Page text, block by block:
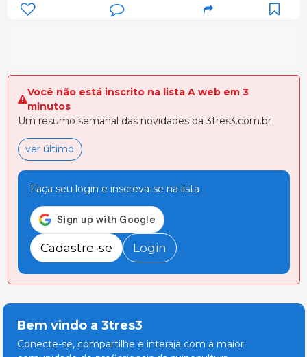
Você não está inscrito na lista A web em 3
minutos
Um resumo semanal das novidades da 3tres3.com.br
ver último
Faça seu login e inscreva-se na lista
Cadastre-se Login
Bem vindo a 3tres3
Conecte-se, compartilhe e interaja com a maior